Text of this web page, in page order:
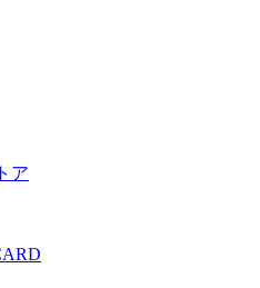
ア